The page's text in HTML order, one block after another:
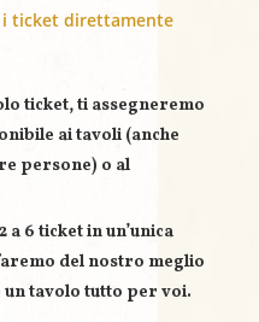
ticket direttamente
ticket, ti assegneremo
ai tavoli (anche
persone) o al
a 6 ticketin un’unica
del nostro meglio
tavolo tutto per voi.